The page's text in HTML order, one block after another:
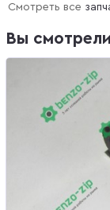
Смотреть все
Вы смотрели